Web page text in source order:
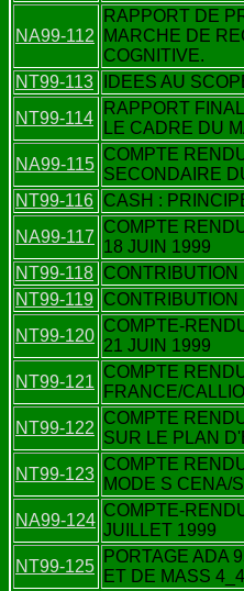
NA99-112
RAPPORT DE
MARCHE DE
COGNITIVE.
NT99-113
IDEES AU
NT99-114
RAPPORT
LE CADRE DU
NA99-115
COMPTE
SECONDAIRE
NT99-116 CASH :
NA99-117
COMPTE
18 JUIN 1999
NT99-118 CONTRIBUTION
NT99-119 CONTRIBUTION
NT99-120
COMPTE-
21 JUIN 1999
NT99-121
COMPTE
FRANCE/
NT99-122
COMPTE
SUR LE PLAN
NT99-123
COMPTE
MODE S CENA/
NA99-124
COMPTE-
JUILLET 1999
NT99-125
PORTAGE ADA
ET DE MASS 4_4